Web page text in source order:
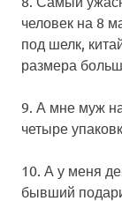
человек на 8
под шелк,
размера
9. А мне муж
четыре
10. А у меня
бывший